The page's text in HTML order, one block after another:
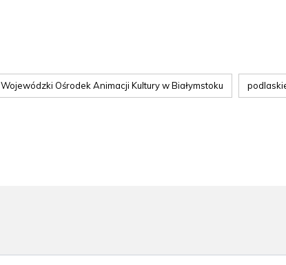
Wojewódzki Ośrodek Animacji Kultury w Białymstoku